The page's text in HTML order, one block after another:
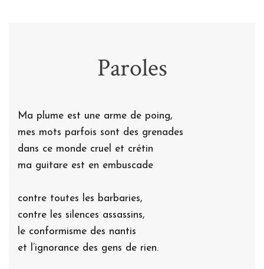
Paroles
Ma plume est une arme de poing,
mes mots parfois sont des grenades
dans ce monde cruel et crétin
ma guitare est en embuscade
contre toutes les barbaries,
contre les silences assassins,
le conformisme des nantis
et l’ignorance des gens de rien.